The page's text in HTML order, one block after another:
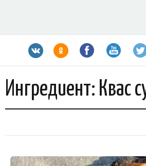
Ингредиент: Квас